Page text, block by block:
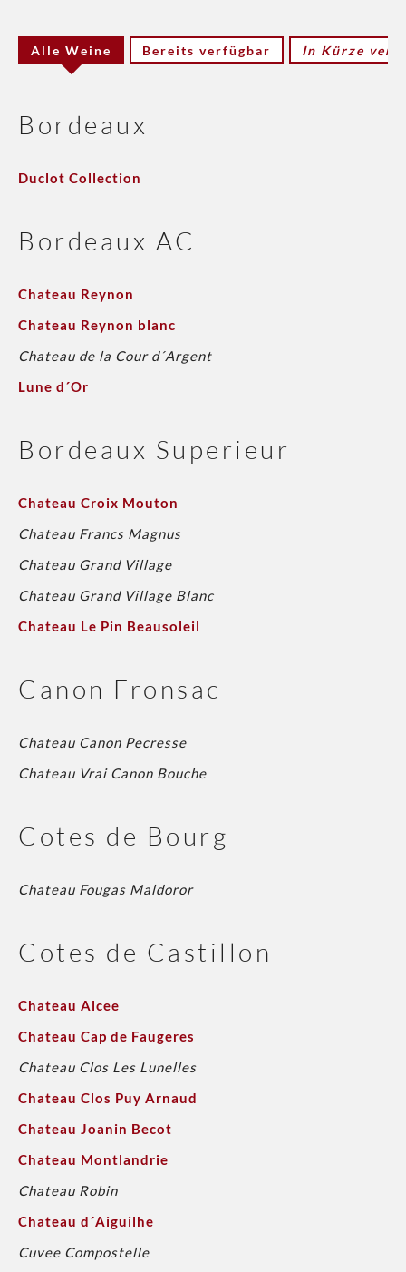
Alle Weine Bereits verfügbar In Kürze
Bordeaux
Duclot Collection
Bordeaux AC
Chateau Reynon
Chateau Reynon blanc
Chateau de la Cour d´Argent
Lune d´Or
Bordeaux Superieur
Chateau Croix Mouton
Chateau Francs Magnus
Chateau Grand Village
Chateau Grand Village Blanc
Chateau Le Pin Beausoleil
Canon Fronsac
Chateau Canon Pecresse
Chateau Vrai Canon Bouche
Cotes de Bourg
Chateau Fougas Maldoror
Cotes de Castillon
Chateau Alcee
Chateau Cap de Faugeres
Chateau Clos Les Lunelles
Chateau Clos Puy Arnaud
Chateau Joanin Becot
Chateau Montlandrie
Chateau Robin
Chateau d´Aiguilhe
Cuvee Compostelle